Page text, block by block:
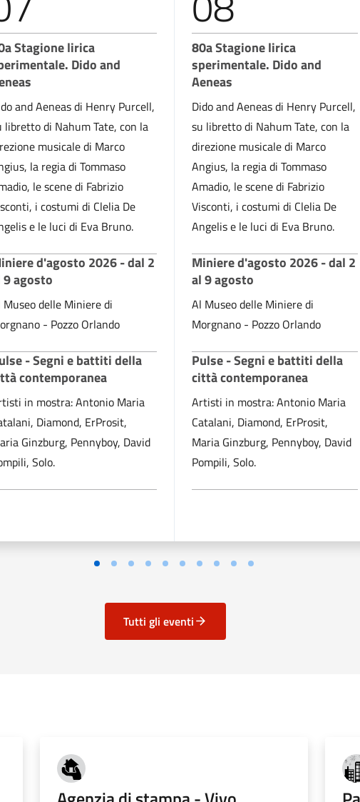
Stagione lirica
Dido and
and Aeneas di Henry Purcell,
libretto di Nahum Tate, con la
musicale di Marco
la regia di Tommaso
le scene di Fabrizio
i costumi di Clelia De
e le luci di Eva Bruno.
d'agosto 2026 - dal 2
9 agosto
Museo delle Miniere di
- Pozzo Orlando
- Segni e battiti della
contemporanea
in mostra: Antonio Maria
Diamond, ErProsit,
Ginzburg, Pennyboy, David
Solo.
80a Stagione lirica
sperimentale. Dido and
Aeneas
Dido and Aeneas di Henry Purcell,
su libretto di Nahum Tate, con la
direzione musicale di Marco
Angius, la regia di Tommaso
Amadio, le scene di Fabrizio
Visconti, i costumi di Clelia De
Angelis e le luci di Eva Bruno.
Miniere d'agosto 2026 - dal 2
al 9 agosto
Al Museo delle Miniere di
Morgnano - Pozzo Orlando
Pulse - Segni e battiti della
città contemporanea
Artisti in mostra: Antonio Maria
Catalani, Diamond, ErProsit,
Maria Ginzburg, Pennyboy, David
Pompili, Solo.
Tutti gli eventi